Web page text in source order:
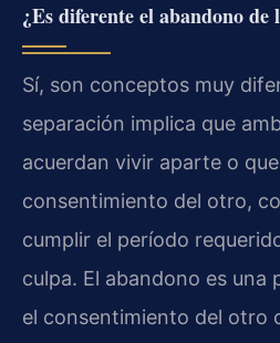
¿Es diferente el abandono de
Sí, son conceptos muy
separación implica que
acuerdan vivir aparte o
consentimiento del otro,
cumplir el período
culpa. El abandono es una
el consentimiento del otro